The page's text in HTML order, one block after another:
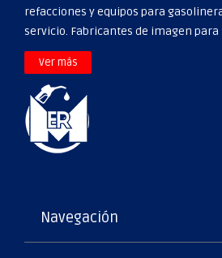
refacciones y equipos para
servicio. Fabricantes de imagen para
Ver más
Navegación